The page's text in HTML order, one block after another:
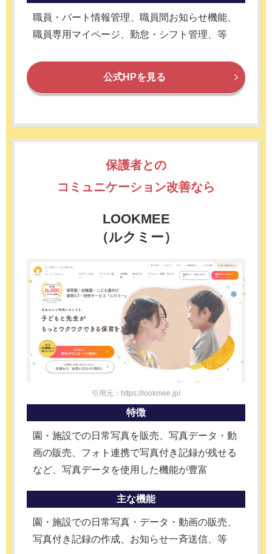
職員・パート情報管理、職員間お知らせ機能、
職員専用マイページ、勤怠・シフト管理、等
公式HPを見る
保護者との
コミュニケーション改善なら
LOOKMEE
（ルクミー）
引用元：https://lookmee.jp/
特徴
園・施設での日常写真を販売、写真データ・動
画の販売、フォト連携で写真付き記録が残せる
など、写真データを使用した機能が豊富
主な機能
園・施設での日常写真・データ・動画の販売、
写真付き記録の作成、お知らせ一斉送信、等